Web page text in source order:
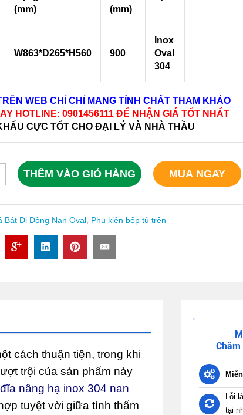
(mm)
(mm)
W863*D265*H560 900
Inox
Oval
304
WEB CHỈ CHỈ MANG TÍNH CHẤT THAM KHẢO
HOTLINE: 0901456111 ĐỂ NHẬN GIÁ TỐT NHẤT
CỰC TỐT CHO ĐẠI LÝ VÀ NHÀ THẦU
THÊM VÀO GIỎ HÀNG MUA NGAY
Bát Di Động Nan Oval, Phụ kiện bếp tủ trên
cách thuận tiện, trong khi
trội của sản phẩm này
nâng hạ inox 304 nan
tuyệt vời giữa tính thẩm
Lỗi
tại